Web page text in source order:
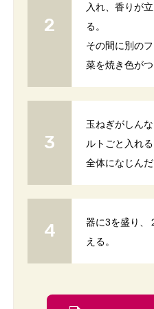
入れ、香りが
る。
その間に別の
菜を焼き色がつ
玉ねぎがしん
ルトごと入れ
全体になじん
器に3を盛り、
える。